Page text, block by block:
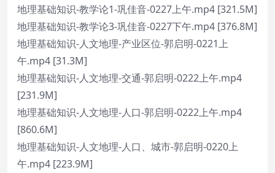
地理基础知识-教学论1-巩佳音-0227上午.mp4 [321.5M]
地理基础知识-教学论3-巩佳音-0227下午.mp4 [376.8M]
地理基础知识-人文地理-产业区位-郭启明-0221上
午.mp4 [31.3M]
地理基础知识-人文地理-交通-郭启明-0222上午.mp4
[231.9M]
地理基础知识-人文地理-人口-郭启明-0222上午.mp4
[860.6M]
地理基础知识-人文地理-人口、城市-郭启明-0220上
午.mp4 [223.9M]